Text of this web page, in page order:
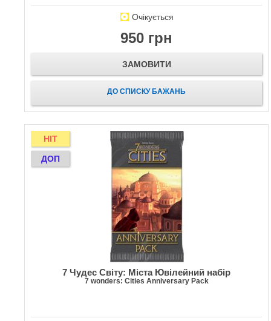
Очікується
950 грн
ЗАМОВИТИ
ДО СПИСКУ БАЖАНЬ
HIT
ДОП
7 Чудес Світу: Міста Ювілейний набір
7 wonders: Cities Anniversary Pack